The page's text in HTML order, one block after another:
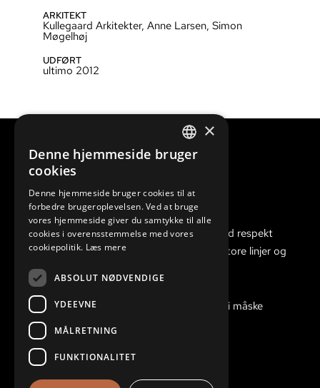
ARKITEKT
Kullegaard Arkitekter, Anne Larsen, Simon
Møgelhøj
UDFØRT
ultimo 2012
Vi er gode til at gennemføre arbejdet med respekt
for håndværket, og har øje for både de store linjer og
detaljerne.
Har du en opgave, du ikke kan løse, kan vi måske
finde den rigtige løsning til dig.
DANISH
×
Denne hjemmeside bruger
cookies
Denne hjemmeside bruger cookies til at
forbedre brugeroplevelsen. Ved at bruge
vores hjemmeside giver du samtykke til alle
cookies i overensstemmelse med vores
cookiepolitik. Læs mere
ABSOLUT NØDVENDIGE
YDEEVNE
MÅLRETNING
FUNKTIONALITET